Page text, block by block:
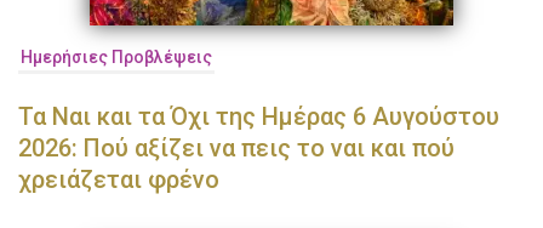
Ημερήσιες Προβλέψεις
Τα Ναι και τα Όχι της Ημέρας 6 Αυγούστου
2026: Πού αξίζει να πεις το ναι και πού
χρειάζεται φρένο